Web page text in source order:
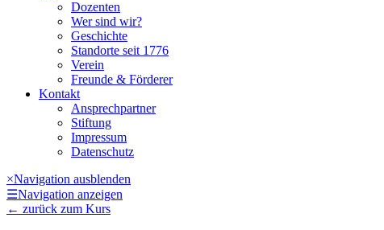
Dozenten
Wer sind wir?
Geschichte
Standorte seit 1776
Verein
Freunde & Förderer
Kontakt
Ansprechpartner
Stiftung
Impressum
Datenschutz
×Navigation ausblenden
☰Navigation anzeigen
← zurück zum Kurs